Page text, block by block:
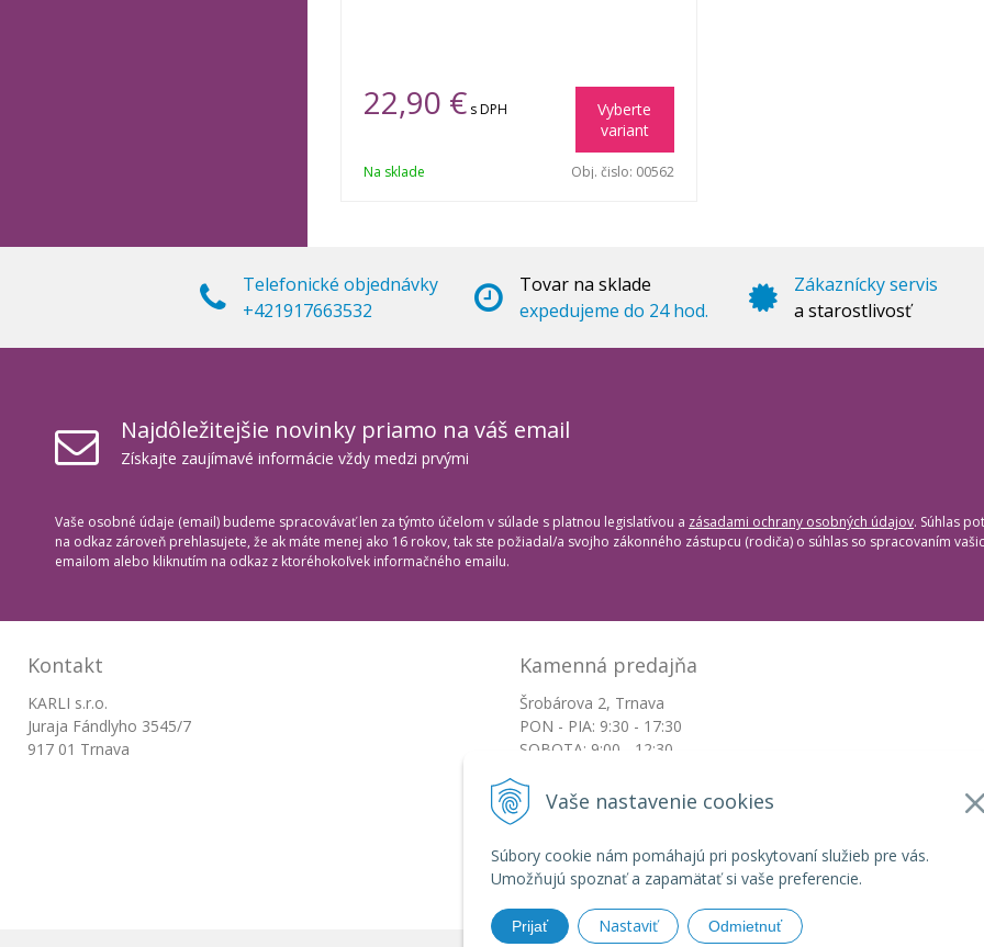
Vaše nastavenie cookies
Súbory cookie nám pomáhajú pri poskytovaní služieb pre vás.
Umožňujú spoznať a zapamätať si vaše preferencie.
Prijať Nastaviť Odmietnuť
22,90 € s DPH
Vyberte
variant
Na sklade Obj. čislo: 00562
Telefonické objednávky
+421917663532
Tovar na sklade
expedujeme do 24 hod.
Zákaznícky servis
a starostlivosť
Najdôležitejšie novinky priamo na váš email
Získajte zaujímavé informácie vždy medzi prvými
Vaše osobné údaje (email) budeme spracovávať len za týmto účelom v súlade s platnou legislatívou a zásadami ochrany osobných údajov. Súhlas
na odkaz zároveň prehlasujete, že ak máte menej ako 16 rokov, tak ste požiadal/a svojho zákonného zástupcu (rodiča) o súhlas so spracovaním
emailom alebo kliknutím na odkaz z ktoréhokoľvek informačného emailu.
Kontakt
KARLI s.r.o.
Juraja Fándlyho 3545/7
917 01 Trnava
Kamenná predajňa
Šrobárova 2, Trnava
PON - PIA: 9:30 - 17:30
SOBOTA: 9:00 - 12:30
objednavky@botkydorobotky.sk